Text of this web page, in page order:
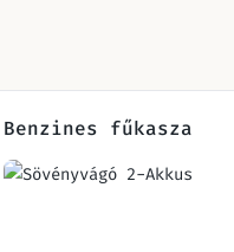
Benzines fűkasza